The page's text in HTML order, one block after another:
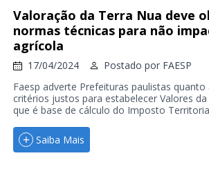
Valoração da Terra Nua deve
normas técnicas para não
agrícola
17/04/2024 Postado por FAESP
Faesp adverte Prefeituras paulistas quanto
critérios justos para estabelecer Valores
que é base de cálculo do Imposto
Saiba Mais